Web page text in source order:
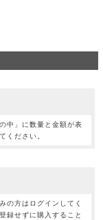
中」に数量と金額が表
ください。
の方はログインしてく
録せずに購入すること